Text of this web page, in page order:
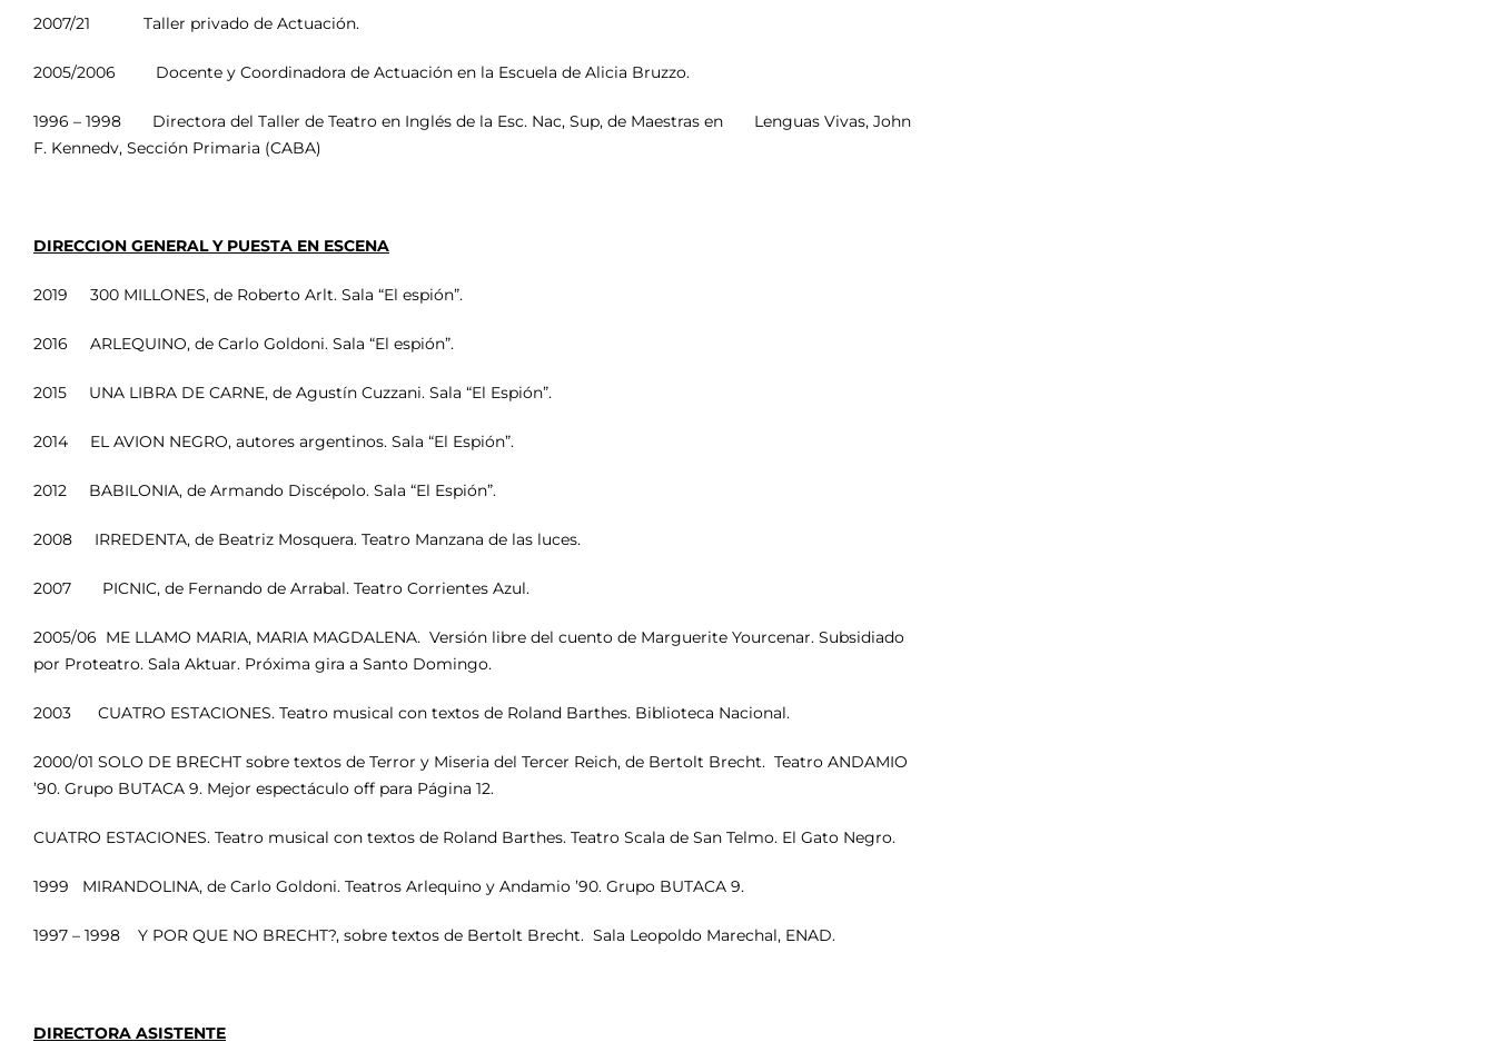
2007/21 Taller privado de Actuación.
2005/2006 Docente y Coordinadora de Actuación en la Escuela de Alicia Bruzzo.
1996 – 1998 Directora del Taller de Teatro en Inglés de la Esc. Nac, Sup, de Maestras en Lenguas Vivas, John
F. Kennedv, Sección Primaria (CABA)
DIRECCION GENERAL Y PUESTA EN ESCENA
2019 300 MILLONES, de Roberto Arlt. Sala “El espión”.
2016 ARLEQUINO, de Carlo Goldoni. Sala “El espión”.
2015 UNA LIBRA DE CARNE, de Agustín Cuzzani. Sala “El Espión”.
2014 EL AVION NEGRO, autores argentinos. Sala “El Espión”.
2012 BABILONIA, de Armando Discépolo. Sala “El Espión”.
2008 IRREDENTA, de Beatriz Mosquera. Teatro Manzana de las luces.
2007 PICNIC, de Fernando de Arrabal. Teatro Corrientes Azul.
2005/06 ME LLAMO MARIA, MARIA MAGDALENA. Versión libre del cuento de Marguerite Yourcenar. Subsidiado
por Proteatro. Sala Aktuar. Próxima gira a Santo Domingo.
2003 CUATRO ESTACIONES. Teatro musical con textos de Roland Barthes. Biblioteca Nacional.
2000/01 SOLO DE BRECHT sobre textos de Terror y Miseria del Tercer Reich, de Bertolt Brecht. Teatro ANDAMIO
’90. Grupo BUTACA 9. Mejor espectáculo off para Página 12.
CUATRO ESTACIONES. Teatro musical con textos de Roland Barthes. Teatro Scala de San Telmo. El Gato Negro.
1999 MIRANDOLINA, de Carlo Goldoni. Teatros Arlequino y Andamio ’90. Grupo BUTACA 9.
1997 – 1998 Y POR QUE NO BRECHT?, sobre textos de Bertolt Brecht. Sala Leopoldo Marechal, ENAD.
DIRECTORA ASISTENTE